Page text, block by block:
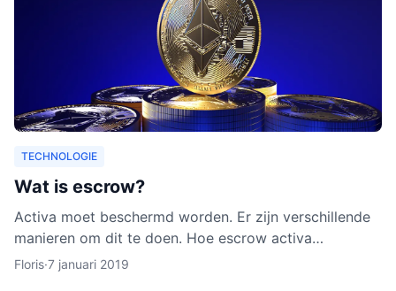
TECHNOLOGIE
Wat is escrow?
Activa moet beschermd worden. Er zijn verschillende
manieren om dit te doen. Hoe escrow activa
beschermt, leggen we uit in dit artikel. Ook leggen we
Floris·7 januari 2019